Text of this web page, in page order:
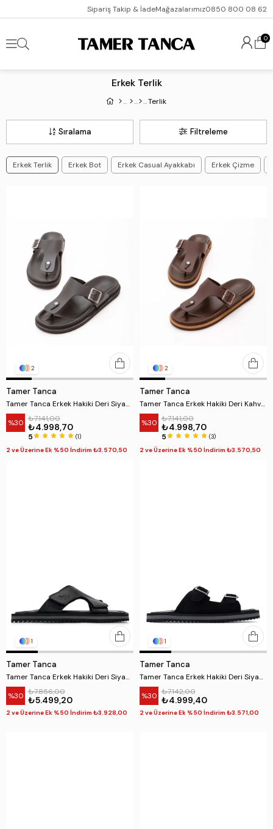
Sipariş Takip & İadeMağazalarımız0850 800 08 62
0
Erkek Terlik
Terlik
Filtreleme
Sıralama
Erkek Terlik Erkek Bot Erkek Casual Ayakkabı Erkek Çizme
2
Tamer Tanca
Tamer Tanca Erkek Hakiki Deri Siyah Parmak Arası Terlik
%30
5
(1)
₺4.998,70
₺7.141,00
2 ve Üzerine Ek %50 İndirim ₺3.570,50
2
Tamer Tanca
Tamer Tanca Erkek Hakiki Deri Kahverengi Parmak Arası Terlik
%30
5
(3)
₺4.998,70
₺7.141,00
2 ve Üzerine Ek %50 İndirim ₺3.570,50
1
Tamer Tanca
Tamer Tanca Erkek Hakiki Deri Siyah Düz Terlik
%30 ₺5.499,20
₺7.856,00
2 ve Üzerine Ek %50 İndirim ₺3.928,00
1
Tamer Tanca
Tamer Tanca Erkek Hakiki Deri Siyah Süet Düz Terlik
%30 ₺4.999,40
₺7.142,00
2 ve Üzerine Ek %50 İndirim ₺3.571,00